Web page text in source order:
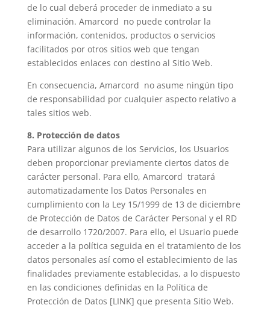
de lo cual deberá proceder de inmediato a su
eliminación. Amarcord no puede controlar la
información, contenidos, productos o servicios
facilitados por otros sitios web que tengan
establecidos enlaces con destino al Sitio Web.
En consecuencia, Amarcord no asume ningún tipo
de responsabilidad por cualquier aspecto relativo a
tales sitios web.
8. Protección de datos
Para utilizar algunos de los Servicios, los Usuarios
deben proporcionar previamente ciertos datos de
carácter personal. Para ello, Amarcord tratará
automatizadamente los Datos Personales en
cumplimiento con la Ley 15/1999 de 13 de diciembre
de Protección de Datos de Carácter Personal y el RD
de desarrollo 1720/2007. Para ello, el Usuario puede
acceder a la política seguida en el tratamiento de los
datos personales así como el establecimiento de las
finalidades previamente establecidas, a lo dispuesto
en las condiciones definidas en la Política de
Protección de Datos [LINK] que presenta Sitio Web.